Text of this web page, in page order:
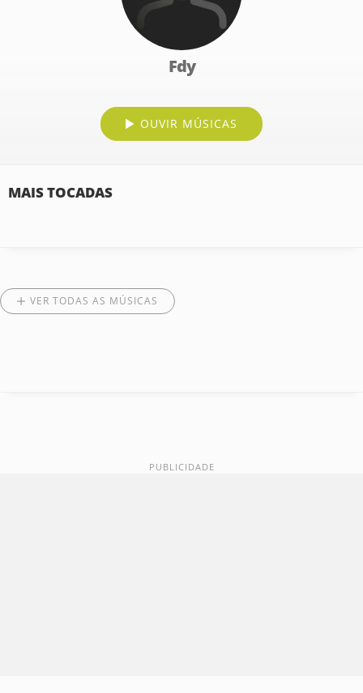
Fdy
OUVIR MÚSICAS
MAIS TOCADAS
VER TODAS AS MÚSICAS